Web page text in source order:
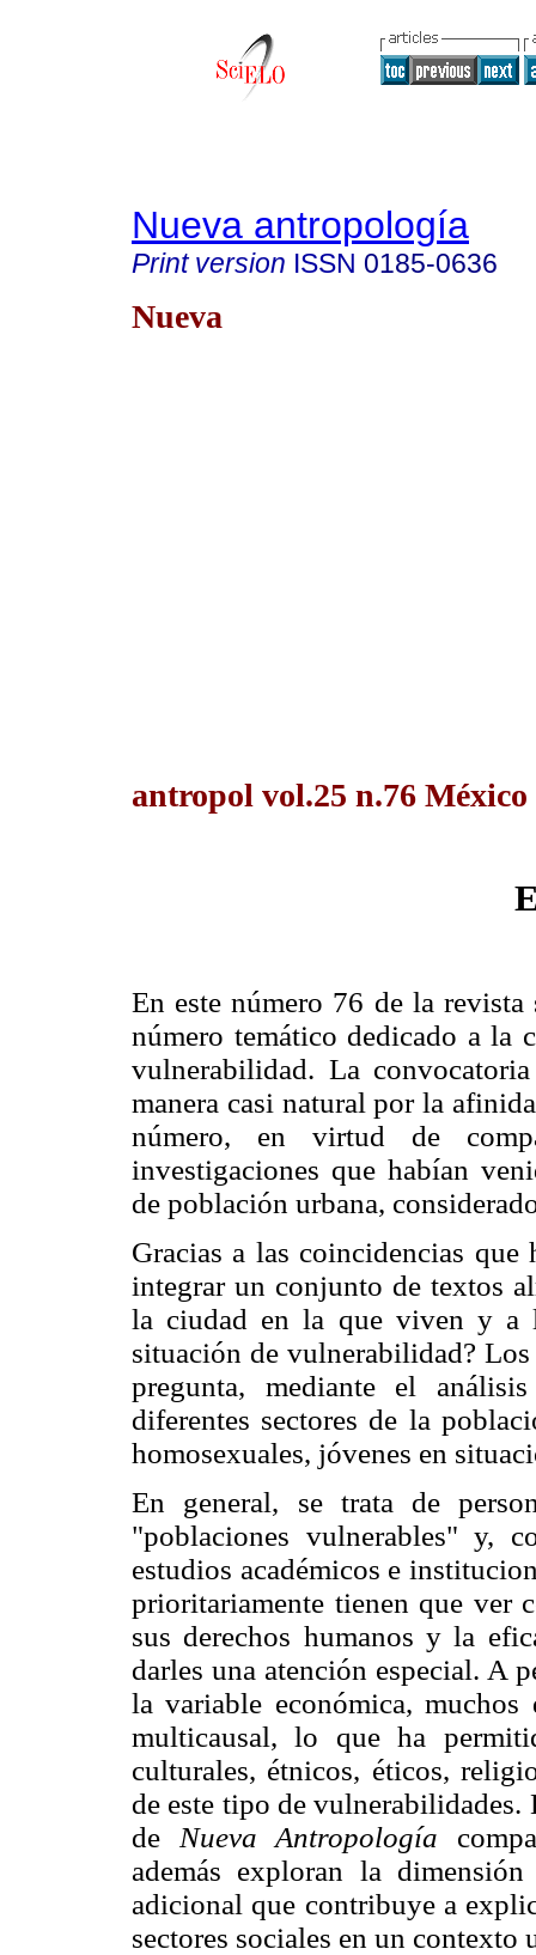
Nueva antropología
Print version ISSN 0185-0636
Nueva
antropol vol.25 n.76
En este número 76 de la
número temático dedicado a la
vulnerabilidad. La
manera casi natural por la
número, en virtud de
investigaciones que habían
de población urbana,
Gracias a las coincidencias
integrar un conjunto de textos
la ciudad en la que viven y a
situación de vulnerabilidad? Los
pregunta, mediante el
diferentes sectores de la
homosexuales, jóvenes en
En general, se trata de
"poblaciones vulnerables" y,
estudios académicos e
prioritariamente tienen que ver
sus derechos humanos y la
darles una atención especial. A
la variable económica, muchos
multicausal, lo que ha
culturales, étnicos, éticos,
de este tipo de vulnerabilidades.
de Nueva Antropología
además exploran la
adicional que contribuye a
sectores sociales en un contexto